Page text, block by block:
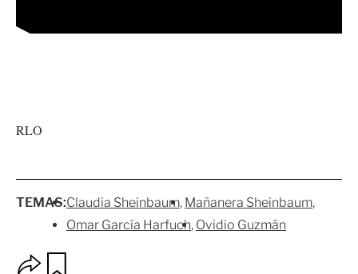
RLO
TEMAS:Claudia Sheinbaum Mañanera Sheinbaum
Omar García Harfuch Ovidio Guzmán